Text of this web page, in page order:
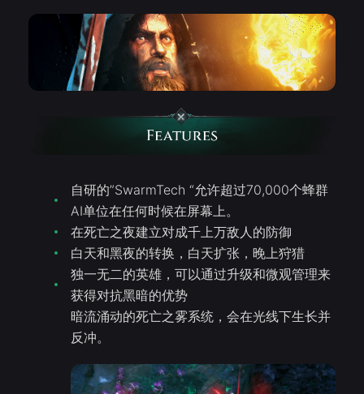
自研的”SwarmTech “允许超过70,000个蜂群
AI单位在任何时候在屏幕上。
在死亡之夜建立对成千上万敌人的防御
白天和黑夜的转换，白天扩张，晚上狩猎
独一无二的英雄，可以通过升级和微观管理来
获得对抗黑暗的优势
暗流涌动的死亡之雾系统，会在光线下生长并
反冲。